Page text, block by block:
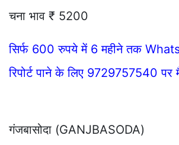
चना भाव ₹ 5200
सिर्फ 600 रुपये में 6 महीने तक
रिपोर्ट पाने के लिए 9729757540 पर
गंजबासोदा (GANJBASODA)